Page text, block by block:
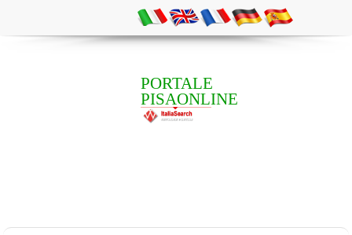
PORTALE
PISAONLINE